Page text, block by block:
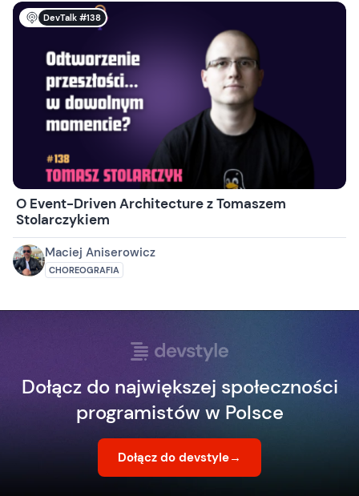
DevTalk #138
O Event-Driven Architecture z Tomaszem
Stolarczykiem
Maciej Aniserowicz
CHOREOGRAFIA
Dołącz do największej społeczności
programistów w Polsce
Dołącz do devstyle→